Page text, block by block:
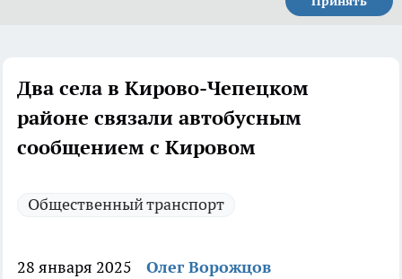
Два села в Кирово-Чепецком
районе связали автобусным
сообщением с Кировом
Общественный транспорт
28 января 2025 Олег Ворожцов